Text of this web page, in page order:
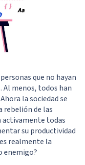
que no hayan
menos, todos han
la sociedad se
rebelión de las
todas
su productividad
realmente la
enemigo?